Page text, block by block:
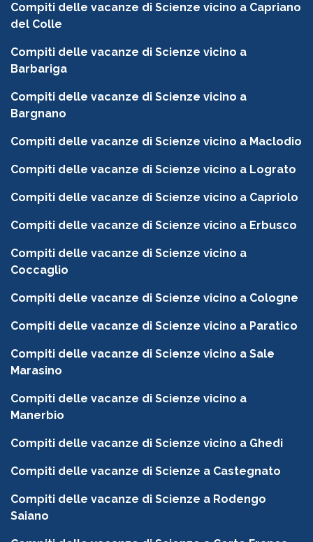
Compiti delle vacanze di Scienze vicino a Capriano
del Colle
Compiti delle vacanze di Scienze vicino a
Barbariga
Compiti delle vacanze di Scienze vicino a
Bargnano
Compiti delle vacanze di Scienze vicino a Maclodio
Compiti delle vacanze di Scienze vicino a Lograto
Compiti delle vacanze di Scienze vicino a Capriolo
Compiti delle vacanze di Scienze vicino a Erbusco
Compiti delle vacanze di Scienze vicino a
Coccaglio
Compiti delle vacanze di Scienze vicino a Cologne
Compiti delle vacanze di Scienze vicino a Paratico
Compiti delle vacanze di Scienze vicino a Sale
Marasino
Compiti delle vacanze di Scienze vicino a
Manerbio
Compiti delle vacanze di Scienze vicino a Ghedi
Compiti delle vacanze di Scienze a Castegnato
Compiti delle vacanze di Scienze a Rodengo
Saiano